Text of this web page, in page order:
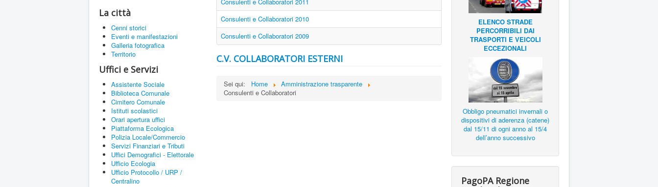
La città
Cenni storici
Eventi e manifestazioni
Galleria fotografica
Territorio
Uffici e Servizi
Assistente Sociale
Biblioteca Comunale
Cimitero Comunale
Istituti scolastici
Orari apertura uffici
Piattaforma Ecologica
Polizia Locale/Commercio
Servizi Finanziari e Tributi
Uffici Demografici - Elettorale
Ufficio Ecologia
Ufficio Protocollo / URP /
Centralino
Consulenti e Collaboratori 2010
Consulenti e Collaboratori 2009
C.V. COLLABORATORI ESTERNI
Sei qui: Home
Amministrazione trasparente
Consulenti e Collaboratori
ELENCO STRADE
PERCORRIBILI DAI
TRASPORTI E VEICOLI
ECCEZIONALI
Obbligo pneumatici invernali o
dispositivi di aderenza (catene)
dal 15/11 di ogni anno al 15/4
dell’anno successivo
PagoPA Regione